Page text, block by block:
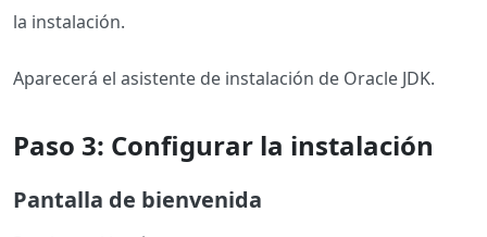
la instalación.
Aparecerá el asistente de instalación de Oracle JDK.
Paso 3: Configurar la instalación
Pantalla de bienvenida